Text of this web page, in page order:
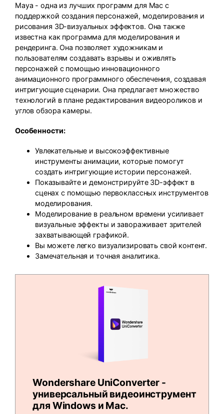
Maya - одна из лучших программ для Mac с
поддержкой создания персонажей, моделирования и
рисования 3D-визуальных эффектов. Она также
известна как программа для моделирования и
рендеринга. Она позволяет художникам и
пользователям создавать взрывы и оживлять
персонажей с помощью инновационного
анимационного программного обеспечения, создавая
интригующие сценарии. Она предлагает множество
технологий в плане редактирования видеороликов и
углов обзора камеры.
Особенности:
Увлекательные и высокоэффективные
инструменты анимации, которые помогут
создать интригующие истории персонажей.
Показывайте и демонстрируйте 3D-эффект в
сценах с помощью первоклассных инструментов
моделирования.
Моделирование в реальном времени усиливает
визуальные эффекты и завораживает зрителей
захватывающей графикой.
Вы можете легко визуализировать свой контент.
Замечательная и точная аналитика.
Wondershare UniConverter -
универсальный видеоинструмент
для Windows и Mac.